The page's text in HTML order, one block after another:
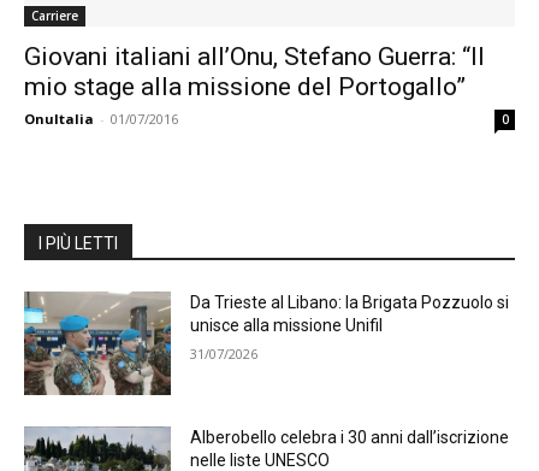
Carriere
Giovani italiani all’Onu, Stefano Guerra: “Il
mio stage alla missione del Portogallo”
OnuItalia - 01/07/2016 0
I PIÙ LETTI
Da Trieste al Libano: la Brigata Pozzuolo si
unisce alla missione Unifil
31/07/2026
Alberobello celebra i 30 anni dall’iscrizione
nelle liste UNESCO